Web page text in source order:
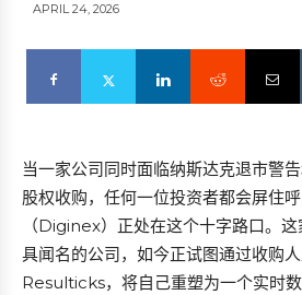
APRIL 24, 2026
当一家公司同时面临纳斯达克退市警
股权收购，任何一位投资者都会屏住
（Diginex）正处在这个十字路口。
具闻名的公司，如今正试图通过收购
Resulticks，将自己重塑为一个实时